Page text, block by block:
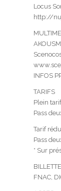
Locus
http://
INFOS
TARIFS
Plein
Pass
Tarif
Pass
* Sur
FNAC,